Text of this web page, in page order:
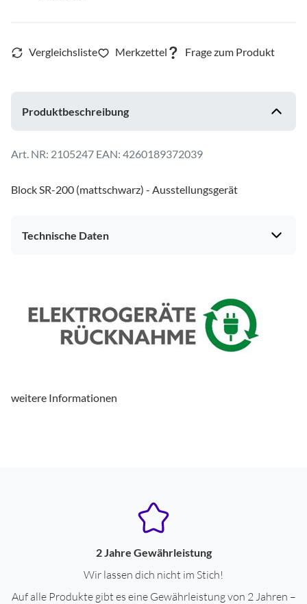
Produktbeschreibung
2105247 EAN: 4260189372039
Block SR-200 (mattschwarz) - Ausstellungsgerät
Technische Daten
Schnittstellen
Kopfhörer-Anschluss
ja
Tuner-Empfang
Tuner für UKW/DAB+
weitere Informationen
2 Jahre Gewährleistung
Wir lassen dich nicht im Stich!
Auf alle Produkte gibt es eine Gewährleistung von 2 Jahren –